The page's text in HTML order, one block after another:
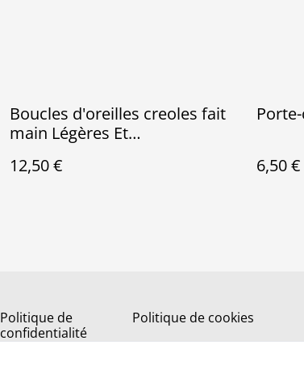
Boucles d'oreilles creoles fait
main Légères Et
12,50 € 6,50 €
Politique de
confidentialité
Politique de cookies